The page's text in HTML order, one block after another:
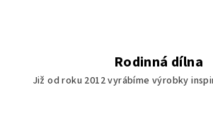
v
ý
p
Rodinná dílna
Již od roku 2012 vyrábíme výrobky